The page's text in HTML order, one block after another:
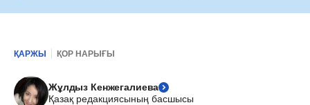
ҚАРЖЫ ҚОР НАРЫҒЫ
Жұлдыз Кенжегалиева
Қазақ редакциясының басшысы